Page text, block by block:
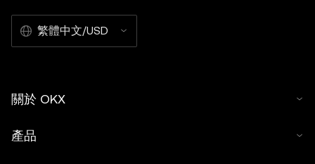
繁體中文/USD
關於 OKX
產品